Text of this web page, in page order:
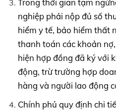
Trong thời gian tạm
nghiệp phải nộp đủ số
hiểm y tế, bảo hiểm thất
thanh toán các khoản
hiện hợp đồng đã ký với
động, trừ trường hợp
hàng và người lao động
Chính phủ quy định chi